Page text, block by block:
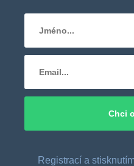
Registrací a